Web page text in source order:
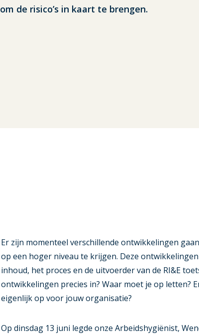
om de risico’s in kaart te brengen.
Er zijn momenteel verschillende ontwikkelingen
op een hoger niveau te krijgen. Deze
inhoud, het proces en de uitvoerder van de RI&E
ontwikkelingen precies in? Waar moet je op letten?
eigenlijk op voor jouw organisatie?
Op dinsdag 13 juni legde onze Arbeidshygiënist,